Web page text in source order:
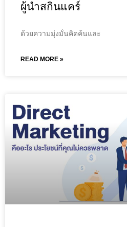
ผู้นำสกินแคร์
ด้วยความมุ่งมั่นคิดค้นและ
READ MORE »